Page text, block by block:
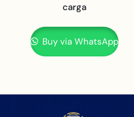
carga
Buy via WhatsApp